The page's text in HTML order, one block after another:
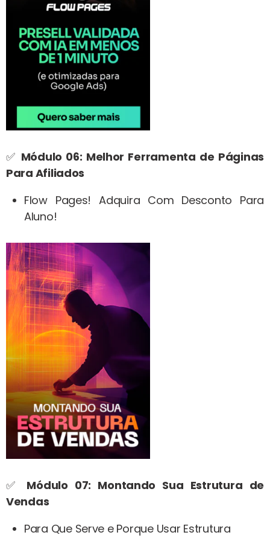
✅ Módulo 06: Melhor Ferramenta de Páginas
Para Afiliados
Flow Pages! Adquira Com Desconto Para
Aluno!
✅ Módulo 07: Montando Sua Estrutura de
Vendas
Para Que Serve e Porque Usar Estrutura